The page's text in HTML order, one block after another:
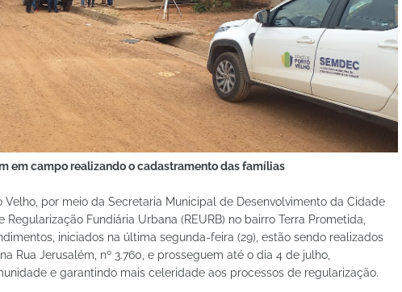
em campo realizando o cadastramento das famílias
Velho, por meio da Secretaria Municipal de Desenvolvimento da Cidade
Fundiária Urbana (REURB) no bairro Terra Prometida,
iniciados na última segunda-feira (29), estão sendo realizados
Rua Jerusalém, nº 3.760, e prosseguem até o dia 4 de julho,
e garantindo mais celeridade aos processos de regularização.